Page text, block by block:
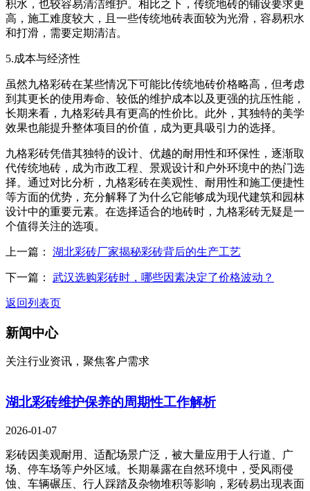
积水，也较容易清洁维护。相比之下，传统地砖的铺设要求更
高，施工难度较大，且一些传统地砖表面较为光滑，容易积水
和打滑，需要定期清洁。
5.成本与经济性
虽然九格彩砖在某些情况下可能比传统地砖价格略高，但考虑
到其更长的使用寿命、较低的维护成本以及更强的抗压性能，
长期来看，九格彩砖具有更高的性价比。此外，其独特的美学
效果也能提升整体项目的价值，成为更具吸引力的选择。
九格彩砖凭借其独特的设计、优越的耐用性和环保性，逐渐取
代传统地砖，成为市政工程、景观设计和户外环境中的热门选
择。通过对比分析，九格彩砖在美观性、耐用性和施工便捷性
等方面的优势，充分解释了为什么它能够成为现代建筑和园林
设计中的重要元素。在选择适合的地砖时，九格彩砖无疑是一
个值得关注的选项。
上一篇： 湖北彩砖厂家揭秘彩砖背后的生产工艺
下一篇： 武汉选购彩砖时，哪些因素决定了价格波动？
返回列表页
新闻中心
关注行业资讯，聚焦客户需求
湖北彩砖维护保养的周期性工作解析
2026-01-07
彩砖因美观耐用、适配场景广泛，被大量应用于人行道、广
场、停车场等户外区域。长期暴露在自然环境中，受风雨侵
蚀、车辆碾压、行人踩踏及杂物堆积等影响，彩砖易出现表面